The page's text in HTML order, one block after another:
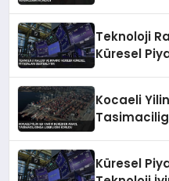
Teknoloji
Küresel
Kocaeli
Küresel